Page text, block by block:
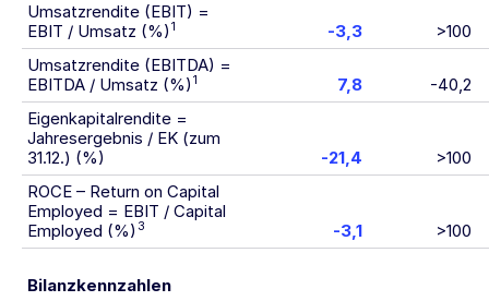
Umsatzrendite (EBIT) =
EBIT / Umsatz (%) 1 -3,3
>100
Umsatzrendite (EBITDA) =
EBITDA / Umsatz (%) 1 7,8
-40,2
Eigenkapitalrendite =
Jahresergebnis / EK (zum
31.12.) (%)
-21,4
>100
ROCE – Return on Capital
Employed = EBIT / Capital
Employed (%) 3 -3,1 >100
Bilanzkennzahlen